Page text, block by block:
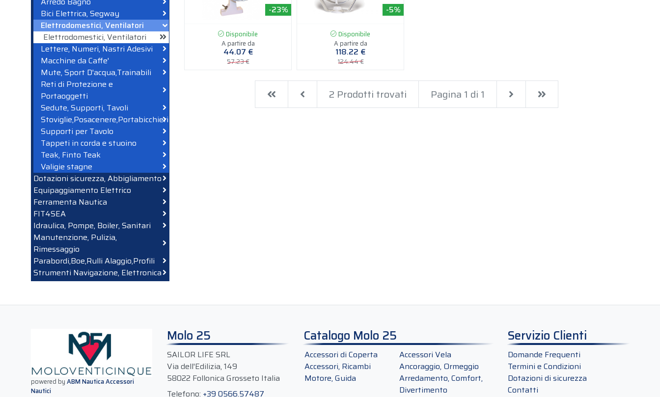
Bici Elettrica, Segway
Elettrodomestici, Ventilatori
Elettrodomestici, Ventilatori
Lettere, Numeri, Nastri Adesivi
Macchine da Caffe'
Mute, Sport D'acqua,Trainabili
Reti di Protezione e
Portaoggetti
Sedute, Supporti, Tavoli
Stoviglie,Posacenere,Portabicchieri
Supporti per Tavolo
Tappeti in corda e stuoino
Teak, Finto Teak
Valigie stagne
Dotazioni sicurezza, Abbigliamento
Equipaggiamento Elettrico
Ferramenta Nautica
FIT4SEA
Idraulica, Pompe, Boiler, Sanitari
Manutenzione, Pulizia,
Rimessaggio
Parabordi,Boe,Rulli Alaggio,Profili
Strumenti Navigazione, Elettronica
-23%
Disponibile
A partire da
44.07 €
57.23 €
-5%
Disponibile
A partire da
118.22 €
124.44 €
First Previous2 Prodotti trovati Pagina 1 di 1 Next
powered byABM Nautica Accessori
Nautici
Molo 25
SAILOR LIFE SRL
Via dell'Edilizia, 149
58022 Follonica Grosseto Italia
Telefono: +39 0566.57487
Catalogo Molo 25
Accessori di Coperta
Accessori Vela
Accessori, Ricambi
Motore, Guida
Ancoraggio, Ormeggio
Arredamento, Comfort,
Divertimento
Servizio Clienti
Domande Frequenti
Termini e Condizioni
Dotazioni di sicurezza
Contatti